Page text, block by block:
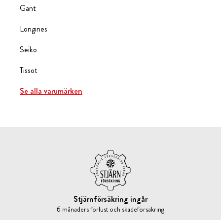
Gant
Longines
Seiko
Tissot
Se alla varumärken
Stjärnförsäkring ingår
6 månaders förlust och skadeförsäkring